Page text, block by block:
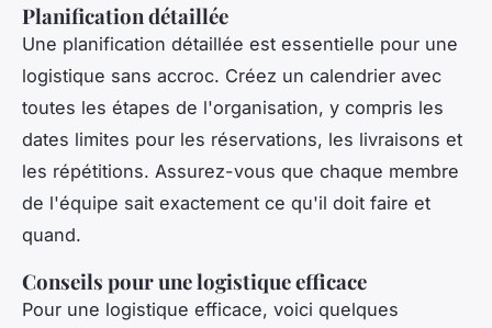
Planification détaillée
Une planification détaillée est essentielle pour une
logistique sans accroc. Créez un calendrier avec
toutes les étapes de l'organisation, y compris les
dates limites pour les réservations, les livraisons et
les répétitions. Assurez-vous que chaque membre
de l'équipe sait exactement ce qu'il doit faire et
quand.
Conseils pour une logistique efficace
Pour une logistique efficace, voici quelques